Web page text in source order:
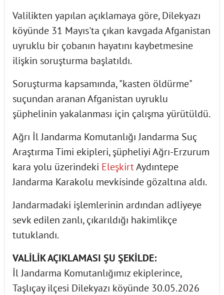
Valilikten yapılan açıklamaya göre, Dilekyazı
köyünde 31 Mayıs'ta çıkan kavgada Afganistan
uyruklu bir çobanın hayatını kaybetmesine
ilişkin soruşturma başlatıldı.
Soruşturma kapsamında, "kasten öldürme"
suçundan aranan Afganistan uyruklu
şüphelinin yakalanması için çalışma yürütüldü.
Ağrı İl Jandarma Komutanlığı Jandarma Suç
Araştırma Timi ekipleri, şüpheliyi Ağrı-Erzurum
kara yolu üzerindeki EleşkirtAydıntepe
Jandarma Karakolu mevkisinde gözaltına aldı.
Jandarmadaki işlemlerinin ardından adliyeye
sevk edilen zanlı, çıkarıldığı hakimlikçe
tutuklandı.
VALİLİK AÇIKLAMASI ŞU ŞEKİLDE:
İl Jandarma Komutanlığımız ekiplerince,
Taşlıçay ilçesi Dilekyazı köyünde 30.05.2026